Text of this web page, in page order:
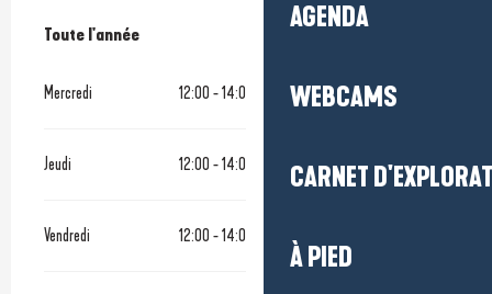
AGENDA
WEBCAMS
CARNET
À PIED
Toute l'année
Toute l'année
Mercredi 12:00 - 14:00 19:00 - 22:00
Jeudi 12:00 - 14:00 19:00 - 22:00
Vendredi 12:00 - 14:00